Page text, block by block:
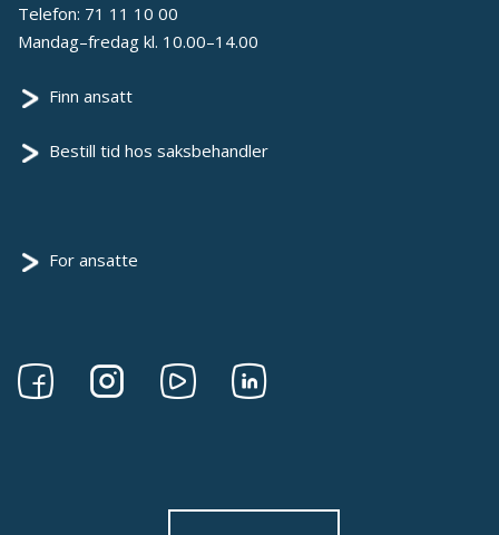
Telefon: 71 11 10 00
Mandag–fredag kl. 10.00–14.00
Finn ansatt
Bestill tid hos saksbehandler
For ansatte
Følg
Følg
Følg
Følg